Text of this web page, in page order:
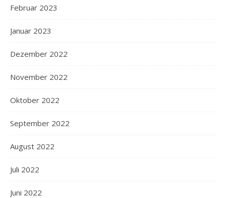
Februar 2023
Januar 2023
Dezember 2022
November 2022
Oktober 2022
September 2022
August 2022
Juli 2022
Juni 2022